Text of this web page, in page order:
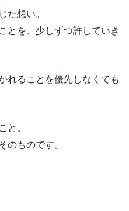
想い。
とを、少しずつ許していき
れることを優先しなくても
。
ものです。